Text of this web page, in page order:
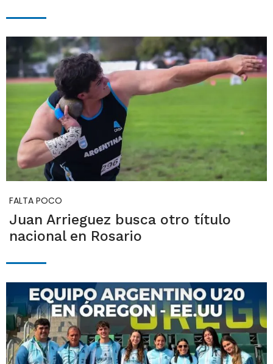
FALTA POCO
Juan Arrieguez busca otro título
nacional en Rosario